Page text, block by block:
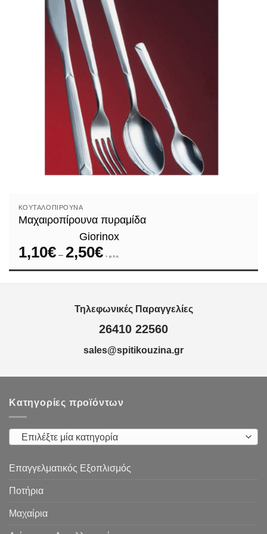
ΚΟΥΤΑΛΟΠΊΡΟΥΝΑ
Μαχαιροπίρουνα πυραμίδα
Giorinox
1,10€ – 2,50€Price
range:
through
+ φ.π.α.
Τηλεφωνικές Παραγγελίες
26410 22560
sales@spitikouzina.gr
Κατηγορίες προϊόντων
Επιλέξτε μία κατηγορία
Επαγγελματικός Εξοπλισμός
Ποτήρια
Μαχαίρια